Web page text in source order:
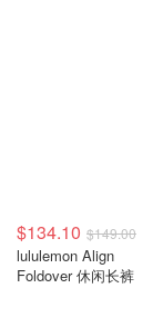
$134.10 $149.00
lululemon Align
Foldover 休闲长裤